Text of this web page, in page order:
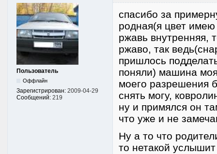
Пользователь
Оффлайн
Зарегистрирован: 2009-04-29
Сообщений: 219
спасибо за
родная(я цвет имею
ржавь внутренняя,
ржаво, так
пришлось
поняли) машина
моего разрешения
снять могу,
ну и примялся он
что уже и не
Ну а то что
то нетакой